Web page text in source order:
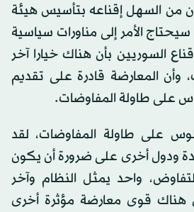
من السهل إقناعه بتأسيس هيئة
الأمر إلى مناورات سياسية
السوريين بأن هناك خيارا آخر
وأن المعارضة قادرة على تقديم
على طاولة المفاوضات.
على طاولة المفاوضات، لقد
ودول أخرى على ضرورة أن يكون
واحد يمثل النظام وآخر
هناك قوى معارضة مؤثرة أخرى